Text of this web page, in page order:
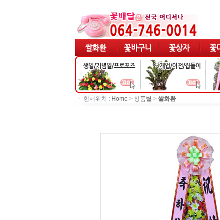
ㆍ 현재위치 : Home > 상품별 > 쌀화환